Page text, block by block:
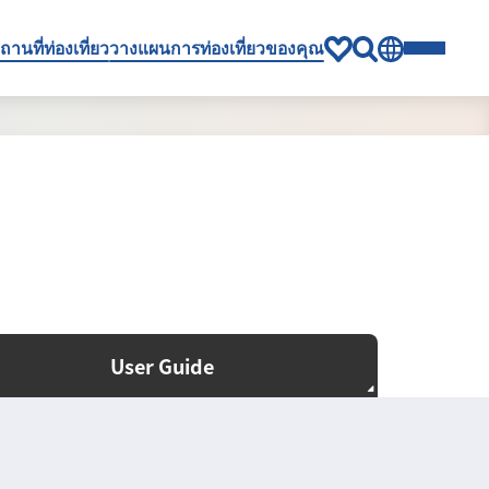
านที่ท่องเที่ยววางแผนการท่องเที่ยวของคุณ
User Guide